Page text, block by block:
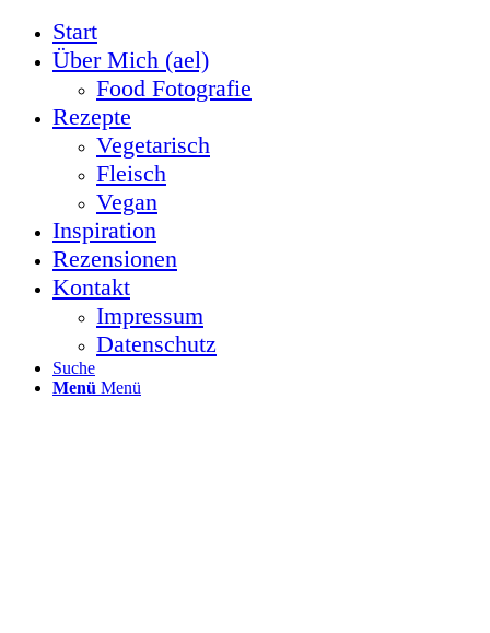
Start
Über Mich (ael)
Food Fotografie
Rezepte
Vegetarisch
Fleisch
Vegan
Inspiration
Rezensionen
Kontakt
Impressum
Datenschutz
Suche
Menü Menü